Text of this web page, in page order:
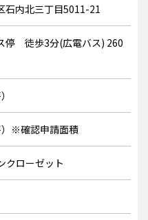
石内北三丁目5011-21
停 徒歩3分(広電バス) 260
※確認申請面積
クローゼット